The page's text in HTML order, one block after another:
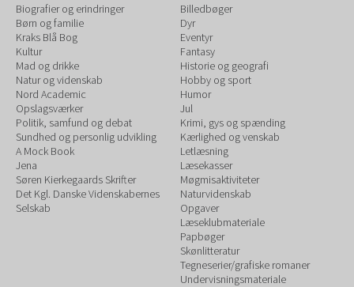
Biografier og erindringer
Børn og familie
Kraks Blå Bog
Kultur
Mad og drikke
Natur og videnskab
Nord Academic
Opslagsværker
Politik, samfund og debat
Sundhed og personlig udvikling
A Mock Book
Jena
Søren Kierkegaards Skrifter
Det Kgl. Danske Videnskabernes
Selskab
Billedbøger
Dyr
Eventyr
Fantasy
Historie og geografi
Hobby og sport
Humor
Jul
Krimi, gys og spænding
Kærlighed og venskab
Letlæsning
Læsekasser
Møgmisaktiviteter
Naturvidenskab
Opgaver
Læseklubmateriale
Papbøger
Skønlitteratur
Tegneserier/grafiske romaner
Undervisningsmateriale